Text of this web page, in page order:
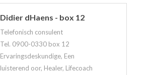
Didier dHaens - box 12
Telefonisch consulent
Tel. 0900-0330 box 12
Ervaringsdeskundige, Een
luisterend oor, Healer, Lifecoach